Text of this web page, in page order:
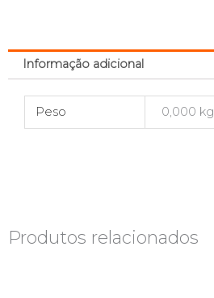
Informação adicional
Peso 0,000 kg
Produtos relacionados